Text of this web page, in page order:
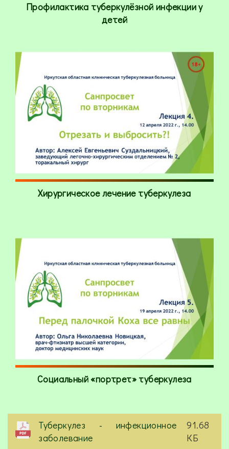
Профилактика туберкулёзной инфекции у
детей
Хирургическое лечение туберкулеза
Социальный «портрет» туберкулеза
Туберкулез - инфекционное
заболевание
91.68
КБ